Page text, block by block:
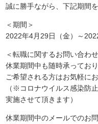
誠に勝手ながら、下記期間
＜期間＞
2022年4月29日（金）～
＜転職に関するお問い合わ
休業期間中も随時承っており
ご希望される方はお気軽に
（※コロナウイルス感染防
実施させて頂きます）
休業期間中のメールでのお